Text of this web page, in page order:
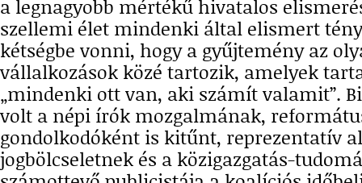
a legnagyobb mértékű hivatalos
szellemi élet mindenki által elismert
kétségbe vonni, hogy a gyűjtemény az
vállalkozások közé tartozik, amelyek
„mindenki ott van, aki számít valamit”.
volt a népi írók mozgalmának,
gondolkodóként is kitűnt, reprezentatív
jogbölcseletnek és a közigazgatás-